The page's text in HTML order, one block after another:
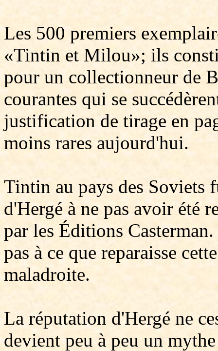
Les 500 premiers
«Tintin et Milou»; ils
pour un collectionneur de
courantes qui se
justification de tirage en
moins rares aujourd'hui.
Tintin au pays des Soviets
d'Hergé à ne pas avoir été
par les Éditions
pas à ce que reparaisse
maladroite.
La réputation d'Hergé ne
devient peu à peu un